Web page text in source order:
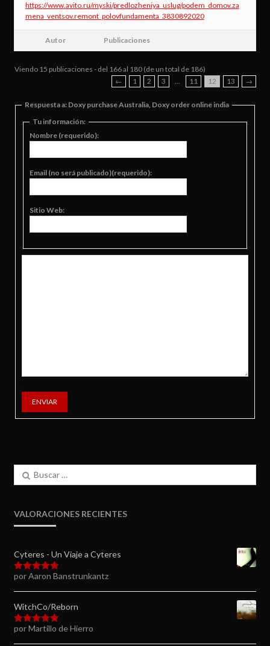
https://www.avito.ru/myski/predlozheniya_uslug/podem_domov.za
mena_ventsov.remont_polovfundamenta_3830892020
Autor Publicaciones
Viendo 15 publicaciones - del 166 al 180 (de un total de 186)
←
1 2 3 … 11 12 13 →
Respuesta a: Doxy purchase Australia, Doxy order online india
Tu información:
Nombre (requerido):
Email (no será publicado)(requerido):
Sitio Web:
ENVIAR
Buscar:
VALORACIONES RECIENTES
Cyteres - Un Viaje a Cyteres
Valorado en
por Aaron Banstrunkantz
WitchCo/Reborn
Valorado en
por Martillo de Hierro